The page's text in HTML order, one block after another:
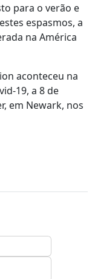
para o verão e
espasmos, a
na América
aconteceu na
19, a 8 de
em Newark, nos